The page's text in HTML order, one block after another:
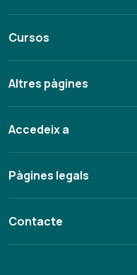
Cursos
Altres pàgines
Accedeix a
Pàgines legals
Contacte